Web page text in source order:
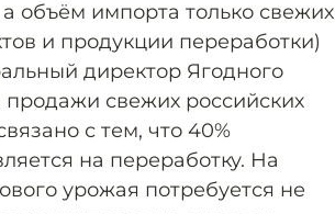
объём импорта только свежих
и продукции переработки)
директор Ягодного
свежих российских
с тем, что 40%
на переработку. На
урожая потребуется не